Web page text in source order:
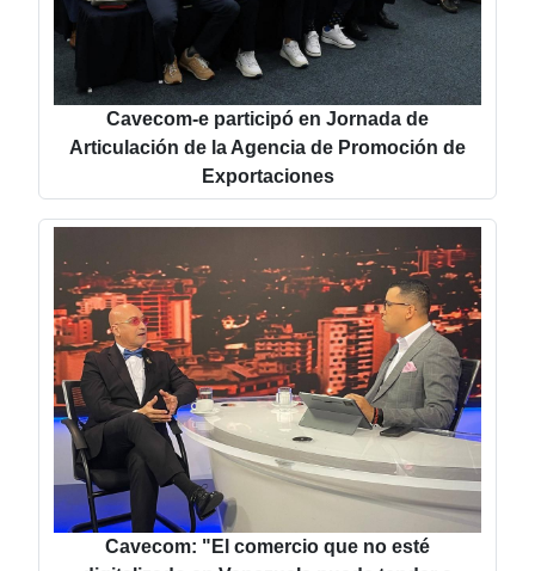
Cavecom-e participó en Jornada de
Articulación de la Agencia de Promoción de
Exportaciones
Cavecom: "El comercio que no esté